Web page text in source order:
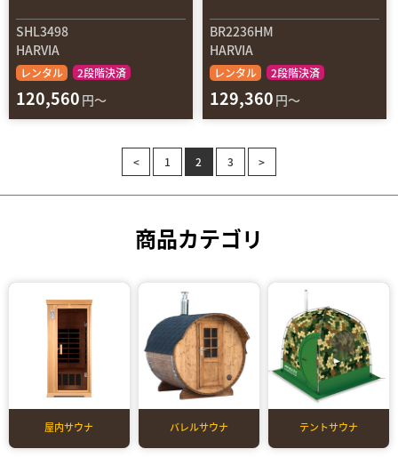
SHL3498
HARVIA
レンタル 2段階決済
120,560 円～
BR2236HM
HARVIA
レンタル 2段階決済
129,360 円～
< 1 2 3 >
商品カテゴリ
屋内サウナ バレルサウナ テントサウナ